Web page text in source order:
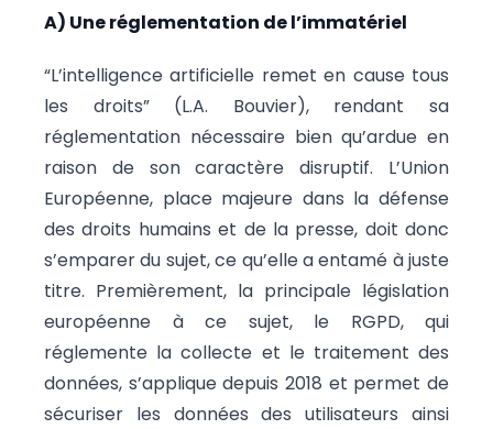
A) Une réglementation de l’immatériel
“L’intelligence artificielle remet en cause tous
les droits” (L.A. Bouvier), rendant sa
réglementation nécessaire bien qu’ardue en
raison de son caractère disruptif. L’Union
Européenne, place majeure dans la défense
des droits humains et de la presse, doit donc
s’emparer du sujet, ce qu’elle a entamé à juste
titre. Premièrement, la principale législation
européenne à ce sujet, le RGPD, qui
réglemente la collecte et le traitement des
données, s’applique depuis 2018 et permet de
sécuriser les données des utilisateurs ainsi